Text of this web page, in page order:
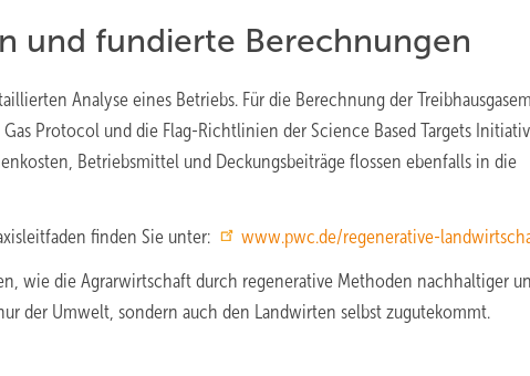
und fundierte Berechnungen
Analyse eines Betriebs. Für die Berechnung der
Protocol und die Flag-Richtlinien der Science Based Targets
Betriebsmittel und Deckungsbeiträge flossen ebenfalls in die
finden Sie unter:
www.pwc.de/regenerative-
wie die Agrarwirtschaft durch regenerative Methoden nachhaltiger
der Umwelt, sondern auch den Landwirten selbst zugutekommt.